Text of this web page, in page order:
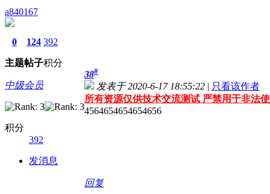
a840167
0
主题
124
帖子
392
积分
中级会员
积分
392
发消息
38#
发表于 2020-6-17 18:55:22 | 只看该作者
所有资源仅供技术交流测试 严禁用于非法
4564654654654656
回复